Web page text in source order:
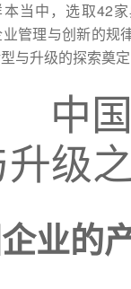
当中，选取42
管理与创新的规
与升级的探索奠定
中国
级
业的